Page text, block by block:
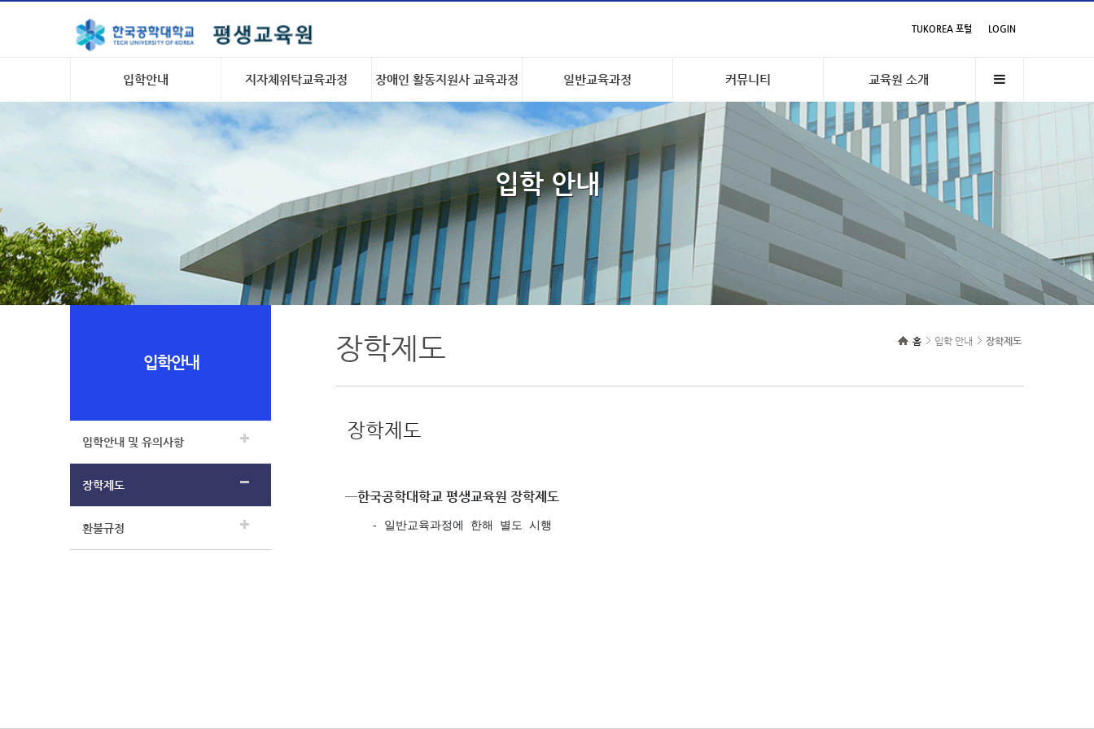
TUKOREA 포털 LOGIN
입학안내 지자체위탁교육과정 장애인 활동지원사 교육과정 일반교육과정 커뮤니티 교육원 소개
입학 안내
입학안내
입학안내 및 유의사항
장학제도
환불규정
장학제도 홈 입학 안내 장학제도
장학제도
─한국공학대학교 평생교육원 장학제도
    - 일반교육과정에 한해 별도 시행